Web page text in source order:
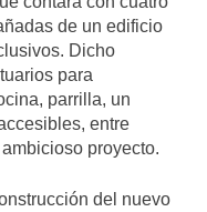
de un edificio
Dicho
para
parrilla, un
entre
proyecto.
del nuevo